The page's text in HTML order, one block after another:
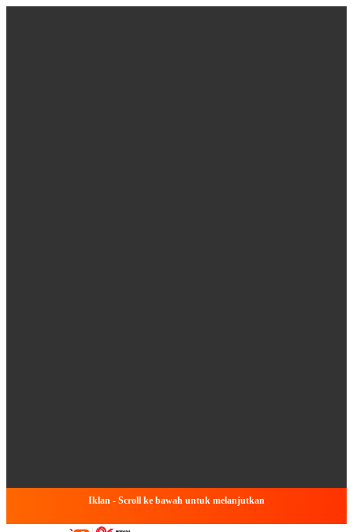
Iklan - Scroll ke bawah untuk melanjutkan